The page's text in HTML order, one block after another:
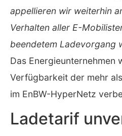
appellieren wir weiterhin
Verhalten aller E-
beendetem Ladevorgang
Das Energieunternehmen
Verfügbarkeit der mehr
im EnBW-HyperNetz
Ladetarif